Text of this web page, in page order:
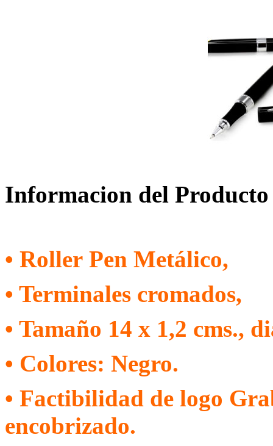
Informacion del Producto
• Roller Pen Metálico,
• Terminales cromados,
• Tamaño 14 x 1,2 cms.,
• Colores: Negro.
• Factibilidad de logo
encobrizado.